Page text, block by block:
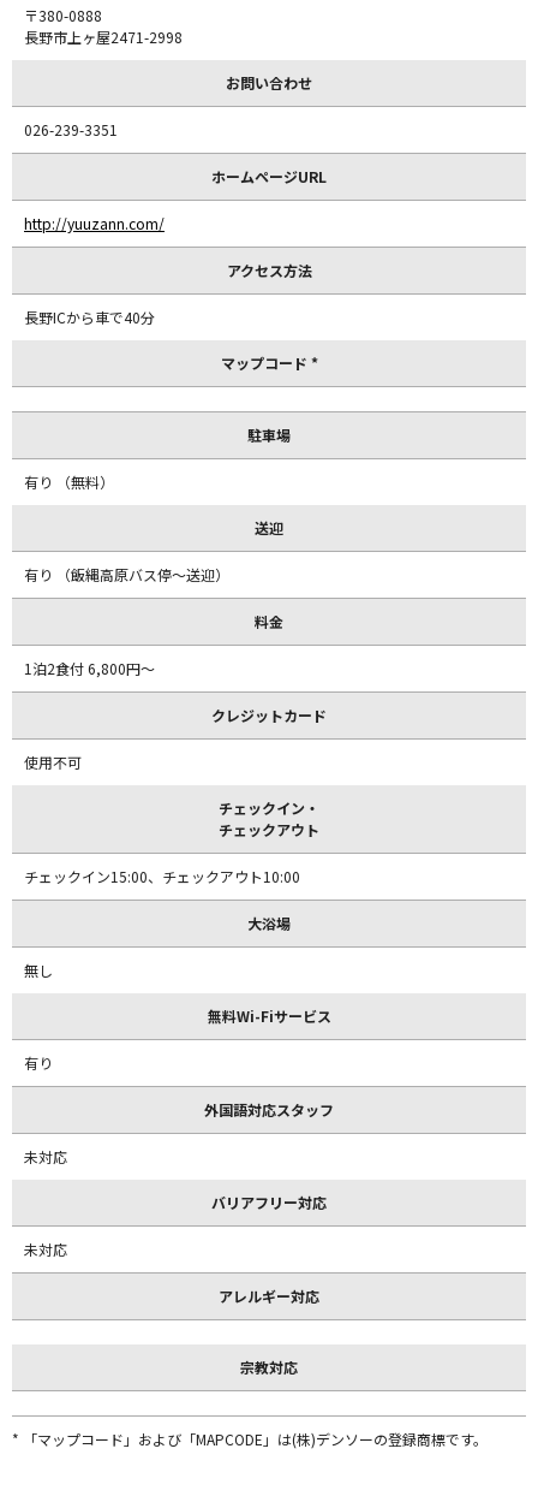
〒380-0888
長野市上ヶ屋2471-2998
お問い合わせ
026-239-3351
ホームページURL
http://yuuzann.com/
アクセス方法
長野ICから車で40分
マップコード *
駐車場
有り （無料）
送迎
有り （飯縄高原バス停～送迎）
料金
1泊2食付 6,800円～
クレジットカード
使用不可
チェックイン・
チェックアウト
チェックイン15:00、チェックアウト10:00
大浴場
無し
無料Wi-Fiサービス
有り
外国語対応スタッフ
未対応
バリアフリー対応
未対応
アレルギー対応
宗教対応
* 「マップコード」および「MAPCODE」は(株)デンソーの登録商標です。